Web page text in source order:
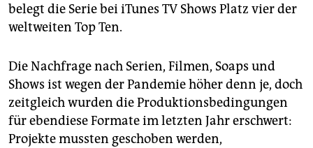
belegt die Serie bei iTunes TV Shows Platz vier der
weltweiten Top Ten.
Die Nachfrage nach Serien, Filmen, Soaps und
Shows ist wegen der Pandemie höher denn je, doch
zeitgleich wurden die Produktionsbedingungen
für ebendiese Formate im letzten Jahr erschwert:
Projekte mussten geschoben werden,